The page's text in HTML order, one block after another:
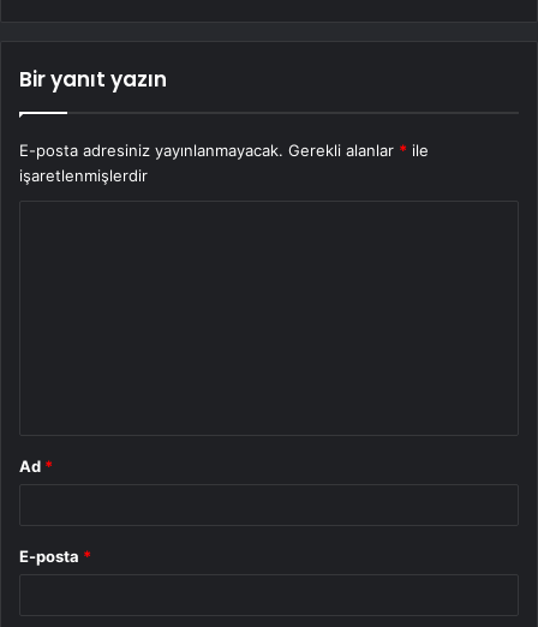
Bir yanıt yazın
E-posta adresiniz yayınlanmayacak. Gerekli alanlar * ile
işaretlenmişlerdir
Ad *
E-posta *